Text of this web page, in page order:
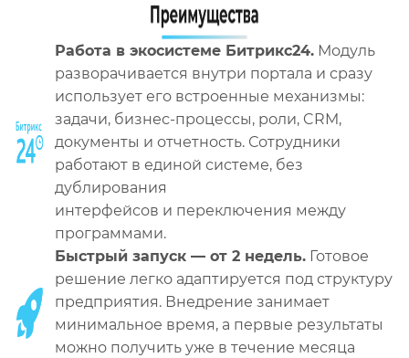
Работа в экосистеме Битрикс24. Модуль
разворачивается внутри портала и сразу
использует его встроенные механизмы:
задачи, бизнес-процессы, роли, CRM,
документы и отчетность. Сотрудники
работают в единой системе, без
дублирования
интерфейсов и переключения между
программами.
Быстрый запуск — от 2 недель. Готовое
решение легко адаптируется под структуру
предприятия. Внедрение занимает
минимальное время, а первые результаты
можно получить уже в течение месяца